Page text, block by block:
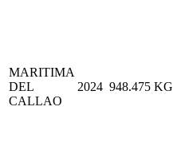
MARITIMA
DEL
CALLAO
2024 948.475 KG